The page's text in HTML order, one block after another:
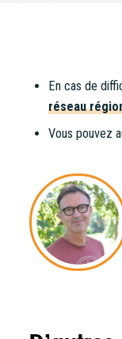
Montage financier
Filières énergétiques
Accès libre
En cas de
réseau
Vous pouvez